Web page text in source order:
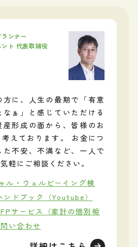
ンナー
ト 代表取締役
方に、人生の最期で「有意
ぁ」と感じていただける
産形成の面から、皆様のお
えております。 お金につ
た不安、不満など、一人で
軽にご相談ください。
ル・ウェルビーイング検
ンドブック（Youtube）
サービス（家計の個別相
い合わせ